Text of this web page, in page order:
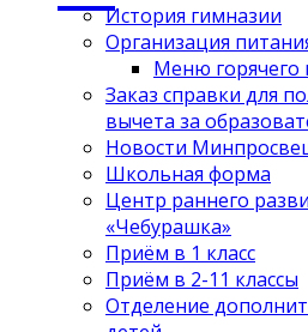
История гимназии
Организация
Меню горячего
Заказ справки для
вычета за
Новости
Школьная форма
Центр раннего
«Чебурашка»
Приём в 1 класс
Приём в 2-11 классы
Отделение